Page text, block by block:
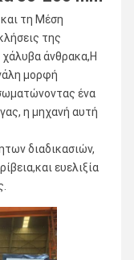
τη Μέση
της
άνθρακα,Η
μορφή
ένα
η μηχανή αυτή
διαδικασιών,
ευελιξία